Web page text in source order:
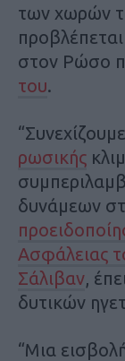
των χωρών
στον Ρώσο
του.
ρωσικής
δυνάμεων
Ασφάλειας
Σάλιβαν,
δυτικών
“Μια